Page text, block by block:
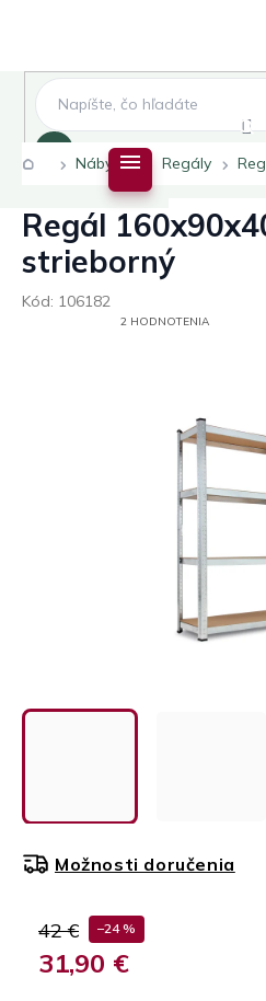
Domov
Nábytok Regály
Regál
strieborný
Kód: 106182
PRIEMERNÉ2 HODNOTENIA
42 € –24 %
31,90 €
Možnosti doručenia